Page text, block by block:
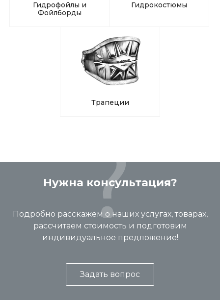
Гидрофойлы и
Фойлборды
Гидрокостюмы
Трапеции
Нужна консультация?
Подробно расскажем о наших услугах, товарах,
рассчитаем стоимость и подготовим
индивидуальное предложение!
Задать вопрос